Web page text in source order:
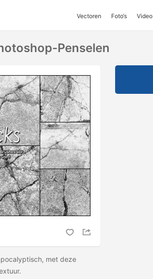
Vectoren Foto‘s Video
Penselen
met deze